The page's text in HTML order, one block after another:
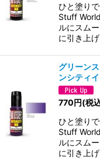
ひと塗り
Stuff
ルにスム
に引き上
グリーン
ンシティ
770円(税
ひと塗り
Stuff
ルにスム
に引き上